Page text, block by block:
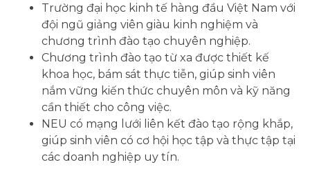
Trường đại học kinh tế hàng đầu Việt Nam với
đội ngũ giảng viên giàu kinh nghiệm và
chương trình đào tạo chuyên nghiệp.
Chương trình đào tạo từ xa được thiết kế
khoa học, bám sát thực tiễn, giúp sinh viên
nắm vững kiến thức chuyên môn và kỹ năng
cần thiết cho công việc.
NEU có mạng lưới liên kết đào tạo rộng khắp,
giúp sinh viên có cơ hội học tập và thực tập tại
các doanh nghiệp uy tín.